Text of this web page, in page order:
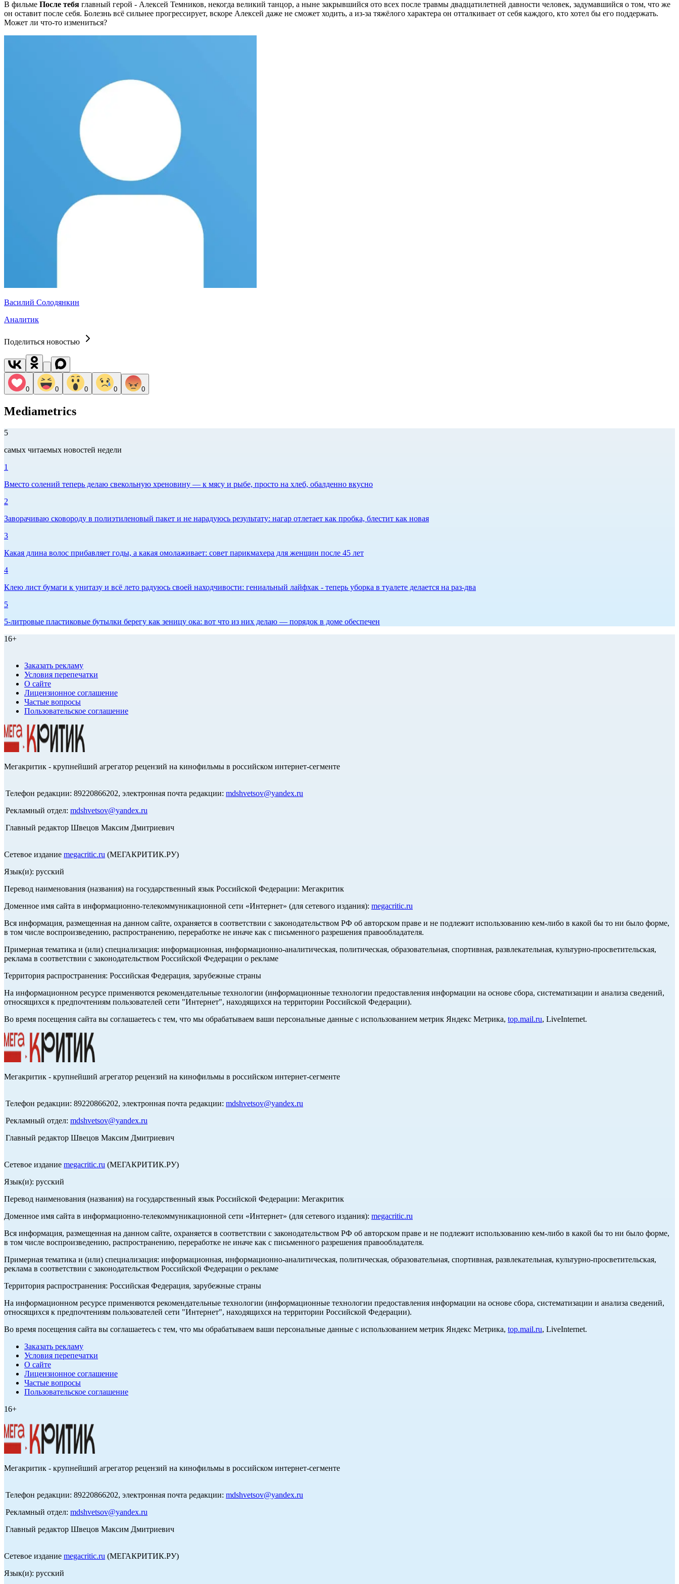
В фильме После тебя главный герой - Алексей Темников, некогда великий танцор, а ныне закрывшийся ото всех после травмы двадцатилетней давности человек, задумавшийся о том, что же
он оставит после себя. Болезнь всё сильнее прогрессирует, вскоре Алексей даже не сможет ходить, а из-за тяжёлого характера он отталкивает от себя каждого, кто хотел бы его поддержать.
Может ли что-то измениться?
Василий Солодянкин
Аналитик
Поделиться новостью
0 0 0 0 0
Mediametrics
5
самых читаемых новостей недели
1
Вместо солений теперь делаю свекольную хреновину — к мясу и рыбе, просто на хлеб, обалденно вкусно
2
Заворачиваю сковороду в полиэтиленовый пакет и не нарадуюсь результату: нагар отлетает как пробка, блестит как новая
3
Какая длина волос прибавляет годы, а какая омолаживает: совет парикмахера для женщин после 45 лет
4
Клею лист бумаги к унитазу и всё лето радуюсь своей находчивости: гениальный лайфхак - теперь уборка в туалете делается на раз-два
5
5-литровые пластиковые бутылки берегу как зеницу ока: вот что из них делаю — порядок в доме обеспечен
16+
Заказать рекламу
Условия перепечатки
О сайте
Лицензионное соглашение
Частые вопросы
Пользовательское соглашение
Мегакритик - крупнейший агрегатор рецензий на кинофильмы в российском интернет-сегменте
Телефон редакции: 89220866202, электронная почта редакции: mdshvetsov@yandex.ru
Рекламный отдел: mdshvetsov@yandex.ru
Главный редактор Швецов Максим Дмитриевич
Сетевое издание megacritic.ru (МЕГАКРИТИК.РУ)
Язык(и): русский
Перевод наименования (названия) на государственный язык Российской Федерации: Мегакритик
Доменное имя сайта в информационно-телекоммуникационной сети «Интернет» (для сетевого издания): megacritic.ru
Вся информация, размещенная на данном сайте, охраняется в соответствии с законодательством РФ об авторском праве и не подлежит использованию кем-либо в какой бы то ни было форме,
в том числе воспроизведению, распространению, переработке не иначе как с письменного разрешения правообладателя.
Примерная тематика и (или) специализация: информационная, информационно-аналитическая, политическая, образовательная, спортивная, развлекательная, культурно-просветительская,
реклама в соответствии с законодательством Российской Федерации о рекламе
Территория распространения: Российская Федерация, зарубежные страны
На информационном ресурсе применяются рекомендательные технологии (информационные технологии предоставления информации на основе сбора, систематизации и анализа сведений,
относящихся к предпочтениям пользователей сети "Интернет", находящихся на территории Российской Федерации).
Во время посещения сайта вы соглашаетесь с тем, что мы обрабатываем ваши персональные данные с использованием метрик Яндекс Метрика, top.mail.ru, LiveInternet.
Мегакритик - крупнейший агрегатор рецензий на кинофильмы в российском интернет-сегменте
Телефон редакции: 89220866202, электронная почта редакции: mdshvetsov@yandex.ru
Рекламный отдел: mdshvetsov@yandex.ru
Главный редактор Швецов Максим Дмитриевич
Сетевое издание megacritic.ru (МЕГАКРИТИК.РУ)
Язык(и): русский
Перевод наименования (названия) на государственный язык Российской Федерации: Мегакритик
Доменное имя сайта в информационно-телекоммуникационной сети «Интернет» (для сетевого издания): megacritic.ru
Вся информация, размещенная на данном сайте, охраняется в соответствии с законодательством РФ об авторском праве и не подлежит использованию кем-либо в какой бы то ни было форме,
в том числе воспроизведению, распространению, переработке не иначе как с письменного разрешения правообладателя.
Примерная тематика и (или) специализация: информационная, информационно-аналитическая, политическая, образовательная, спортивная, развлекательная, культурно-просветительская,
реклама в соответствии с законодательством Российской Федерации о рекламе
Территория распространения: Российская Федерация, зарубежные страны
На информационном ресурсе применяются рекомендательные технологии (информационные технологии предоставления информации на основе сбора, систематизации и анализа сведений,
относящихся к предпочтениям пользователей сети "Интернет", находящихся на территории Российской Федерации).
Во время посещения сайта вы соглашаетесь с тем, что мы обрабатываем ваши персональные данные с использованием метрик Яндекс Метрика, top.mail.ru, LiveInternet.
Заказать рекламу
Условия перепечатки
О сайте
Лицензионное соглашение
Частые вопросы
Пользовательское соглашение
16+
Мегакритик - крупнейший агрегатор рецензий на кинофильмы в российском интернет-сегменте
Телефон редакции: 89220866202, электронная почта редакции: mdshvetsov@yandex.ru
Рекламный отдел: mdshvetsov@yandex.ru
Главный редактор Швецов Максим Дмитриевич
Сетевое издание megacritic.ru (МЕГАКРИТИК.РУ)
Язык(и): русский